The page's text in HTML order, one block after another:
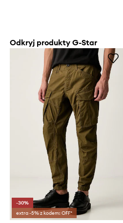
Odkryj produkty G-Star
-30%
extra -5% z kodem: OFF*